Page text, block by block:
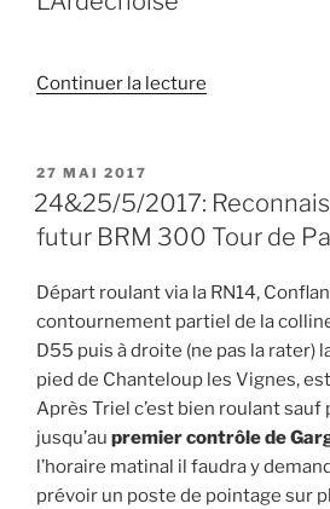
Continuer la lecture
Norbert,
Laurent,
Bruno
et
Patrick
sur
les
routes
de
L’Ardéchoise »
PUBLIÉ
LE
27 MAI 2017
24&25/5/2017:
futur BRM 300 Tour de
Départ roulant via la RN14,
contournement partiel de la
D55 puis à droite (ne pas la rater)
pied de Chanteloup les Vignes,
Après Triel c’est bien roulant sauf
jusqu’au premier contrôle de
l’horaire matinal il faudra y
prévoir un poste de pointage sur